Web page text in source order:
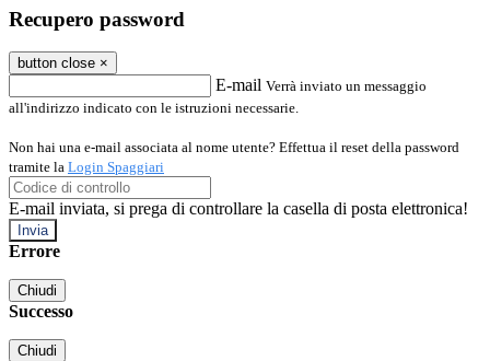
Recupero password
button close ×
E-mail Verrà inviato un messaggio
all'indirizzo indicato con le istruzioni necessarie.
Non hai una e-mail associata al nome utente? Effettua il reset della password
tramite la Login Spaggiari
E-mail inviata, si prega di controllare la casella di posta elettronica!
Errore
Chiudi
Successo
Chiudi